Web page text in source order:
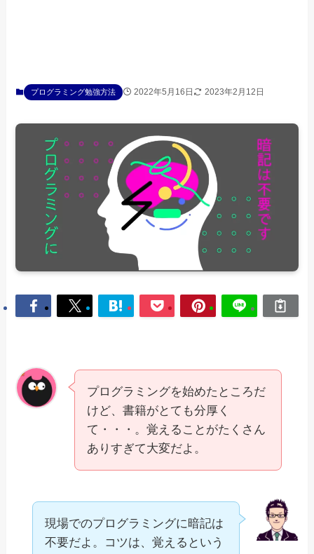
プログラミング勉強方法 2022年5月16日 2023年2月12日
プログラミングを始めたところだ
けど、書籍がとても分厚く
て・・・。覚えることがたくさん
ありすぎて大変だよ。
現場でのプログラミングに暗記は
不要だよ。コツは、覚えるという